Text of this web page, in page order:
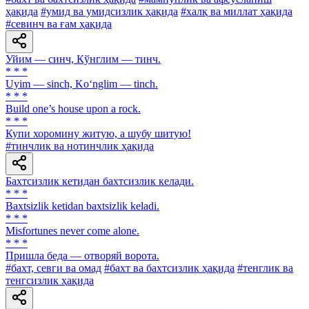
ҳақида #умид ва умидсизлик ҳақида #халқ ва миллат ҳақида
#севинч ва ғам ҳақида
Уйим — синч, Кўнглим — тинч.
* * *
Uyim — sinch, Ko‘nglim — tinch.
* * *
Build one’s house upon a rock.
* * *
Купи хоромину житую, а шубу шитую!
#тинчлик ва нотинчлик ҳақида
Бахтсизлик кетидан бахтсизлик келади.
* * *
Baxtsizlik ketidan baxtsizlik keladi.
* * *
Misfortunes never come alone.
* * *
Пришла беда — отворяй ворота.
#бахт, севги ва омад #бахт ва бахтсизлик ҳақида #тенглик ва
тенгсизлик ҳақида